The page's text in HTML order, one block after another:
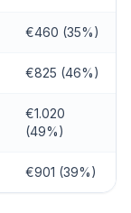
€460 (35%)
€825 (46%)
€1.020
(49%)
€901 (39%)